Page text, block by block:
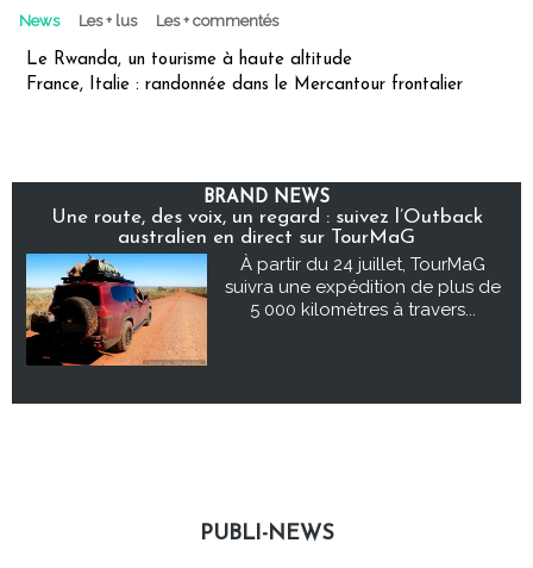
News Les + lus Les + commentés
Le Rwanda, un tourisme à haute altitude
France, Italie : randonnée dans le Mercantour frontalier
BRAND NEWS
Une route, des voix, un regard : suivez l’Outback
australien en direct sur TourMaG
À partir du 24 juillet, TourMaG
suivra une expédition de plus de
5 000 kilomètres à travers...
PUBLI-NEWS